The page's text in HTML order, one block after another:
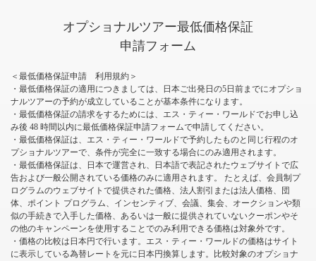
オプショナルツアー最低価格保証
申請フォーム
＜最低価格保証申請 利用規約＞
・最低価格保証の適用につきましては、日本ご出発日の5日前までにオプショ
ナルツアーの予約が成立していることが基本条件になります。
・最低価格保証の請求をするためには、エス・ティー・ワールドでお申し込
み後 48 時間以内に最低価格保証申請フォームで申請してください。
・最低価格保証は、エス・ティー・ワールドで予約したものと同じ行程のオ
プショナルツアーで、条件が完全に一致する場合にのみ適用されます。
・最低価格保証は、日本で運営され、日本語で表記されたウェブサイトで広
告および一般公開されている価格のみに適用されます。 たとえば、会員制プ
ログラムのウェブサイトで提供された価格、法人割引または法人価格、団
体、ポイント プログラム、インセンティブ、会議、集会、オークションや類
似の手続きで入手した価格、あるいは一般に提供されていないクーポンやそ
の他のキャンペーンを使用することでのみ利用できる価格は対象外です。
・価格の比較は日本円で行います。エス・ティー・ワールドの価格はサイト
に表示している為替レートを元に日本円換算します。比較対象のオプショナ